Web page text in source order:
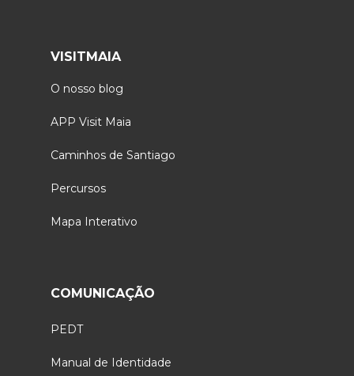
VISITMAIA
O nosso blog
APP Visit Maia
Caminhos de Santiago
Percursos
Mapa Interativo
COMUNICAÇÃO
PEDT
Manual de Identidade